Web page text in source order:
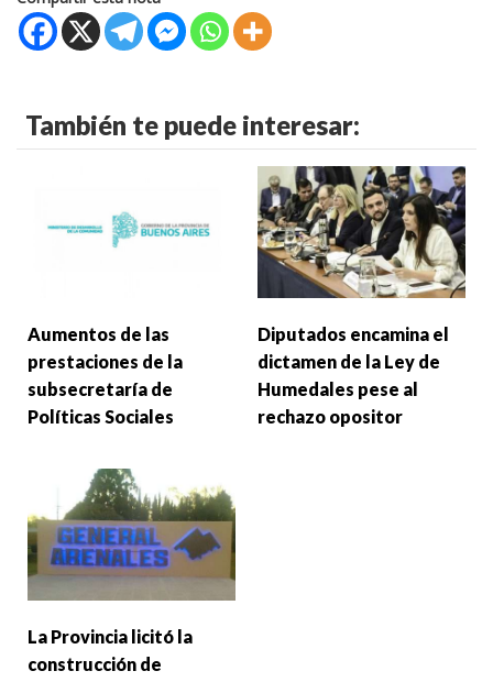
También te puede interesar:
Aumentos de las
prestaciones de la
subsecretaría de
Políticas Sociales
Diputados encamina el
dictamen de la Ley de
Humedales pese al
rechazo opositor
La Provincia licitó la
construcción de